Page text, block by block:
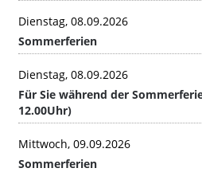
Dienstag, 08.09.2026
Sommerferien
Dienstag, 08.09.2026
Für Sie während der
12.00Uhr)
Mittwoch, 09.09.2026
Sommerferien